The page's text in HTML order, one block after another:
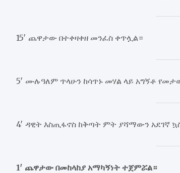
15′ ጨዋታው በተቀዛቀዘ መንፈስ ቀጥሏል።
5′ ሙሉዓለም ጥላሁን ከሳጥኑ መሃል ላይ አግኝቶ
4′ ዳዊት እስጢፋኖስ ከቅጣት ምት ያሻማውን አደገኛ
1′ ጨዋታው በመከላከያ አማካኝነት ተጀምሯል።